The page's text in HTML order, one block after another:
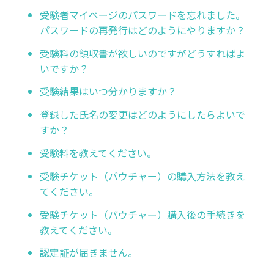
受験者マイページのパスワードを忘れました。
パスワードの再発行はどのようにやりますか？
受験料の領収書が欲しいのですがどうすればよ
いですか？
受験結果はいつ分かりますか？
登録した氏名の変更はどのようにしたらよいで
すか？
受験料を教えてください。
受験チケット（バウチャー）の購入方法を教え
てください。
受験チケット（バウチャー）購入後の手続きを
教えてください。
認定証が届きません。